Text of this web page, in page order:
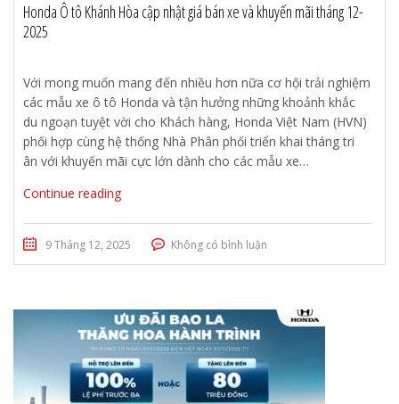
Honda Ô tô Khánh Hòa cập nhật giá bán xe và khuyến mãi tháng 12-
2025
Với mong muốn mang đến nhiều hơn nữa cơ hội trải nghiệm
các mẫu xe ô tô Honda và tận hưởng những khoảnh khắc
du ngoạn tuyệt vời cho Khách hàng, Honda Việt Nam (HVN)
phối hợp cùng hệ thống Nhà Phân phối triển khai tháng tri
ân với khuyến mãi cực lớn dành cho các mẫu xe…
Continue reading
9 Tháng 12, 2025 Không có bình luận